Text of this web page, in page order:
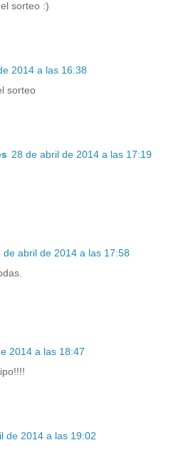
sorteo :)
2014 a las 16:38
sorteo
28 de abril de 2014 a las 17:19
de abril de 2014 a las 17:58
2014 a las 18:47
de 2014 a las 19:02